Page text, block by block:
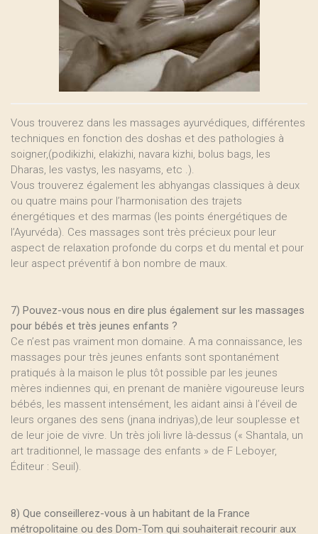
Vous trouverez dans les massages ayurvédiques, différentes
techniques en fonction des doshas et des pathologies à
soigner,(podikizhi, elakizhi, navara kizhi, bolus bags, les
Dharas, les vastys, les nasyams, etc .).
Vous trouverez également les abhyangas classiques à deux
ou quatre mains pour l’harmonisation des trajets
énergétiques et des marmas (les points énergétiques de
l’Ayurvéda). Ces massages sont très précieux pour leur
aspect de relaxation profonde du corps et du mental et pour
leur aspect préventif à bon nombre de maux.
7) Pouvez-vous nous en dire plus également sur les massages
pour bébés et très jeunes enfants ?
Ce n’est pas vraiment mon domaine. A ma connaissance, les
massages pour très jeunes enfants sont spontanément
pratiqués à la maison le plus tôt possible par les jeunes
mères indiennes qui, en prenant de manière vigoureuse leurs
bébés, les massent intensément, les aidant ainsi à l’éveil de
leurs organes des sens (jnana indriyas),de leur souplesse et
de leur joie de vivre. Un très joli livre là-dessus (« Shantala, un
art traditionnel, le massage des enfants » de F Leboyer,
Éditeur : Seuil).
8) Que conseillerez-vous à un habitant de la France
métropolitaine ou des Dom-Tom qui souhaiterait recourir aux